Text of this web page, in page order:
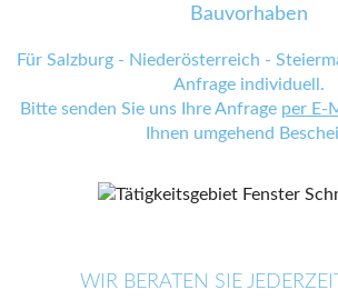
Bauvorhaben
Für Salzburg - Niederösterreich -
Anfrage individuell.
Bitte senden Sie uns Ihre Anfrage per E-
Ihnen umgehend
WIR BERATEN SIE